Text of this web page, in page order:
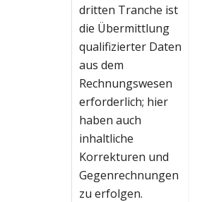
dritten Tranche ist
die Übermittlung
qualifizierter Daten
aus dem
Rechnungswesen
erforderlich; hier
haben auch
inhaltliche
Korrekturen und
Gegenrechnungen
zu erfolgen.